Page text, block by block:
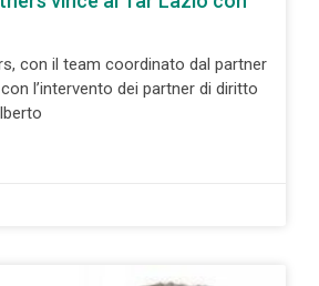
con il team coordinato dal partner
l’intervento dei partner di diritto